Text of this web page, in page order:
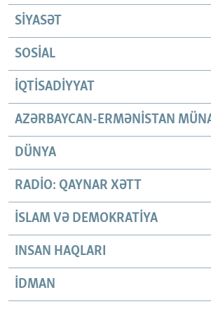
SIYASƏT
SOSIAL
İQTISADIYYAT
AZƏRBAYCAN-ERMƏNISTAN
DÜNYA
RADIO: QAYNAR XƏTT
İSLAM VƏ DEMOKRATIYA
INSAN HAQLARI
İDMAN